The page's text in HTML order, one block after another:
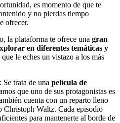
es momento de que te
y no pierdas tiempo
ofrecer.
la plataforma te ofrece una gran
en diferentes temáticas y
le eches un vistazo a los más
: Se trata de una película de
que uno de sus protagonistas es
cuenta con un reparto lleno
Christoph Waltz. Cada episodio
para mantenerte al borde de